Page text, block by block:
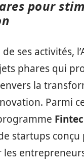
pour
ses activités,
phares qui
la
Parmi
startups conçu
les